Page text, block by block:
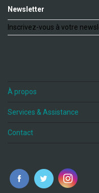
Newsletter
Inscrivez-vous à votre
À propos
Services & Assistance
Contact
fr